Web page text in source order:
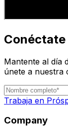
Conéctate
Mantente al día
únete a nuestra
Trabaja en
Company